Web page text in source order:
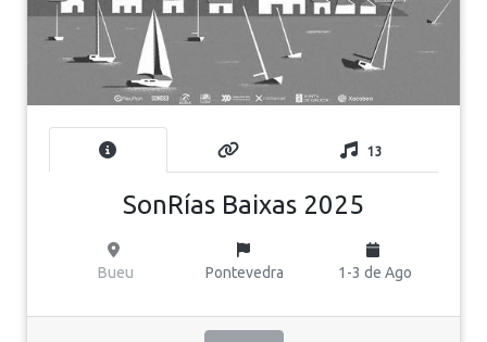
13
SonRías Baixas 2025
Bueu Pontevedra 1-3 de Ago